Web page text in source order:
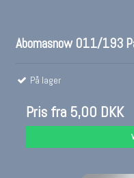
Abomasnow 011/193
På lager
Pris fra 5,00 DKK